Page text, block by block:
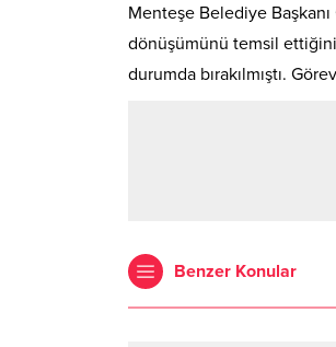
Menteşe Belediye
dönüşümünü temsil ettiğini
durumda bırakılmıştı.
Benzer Konular